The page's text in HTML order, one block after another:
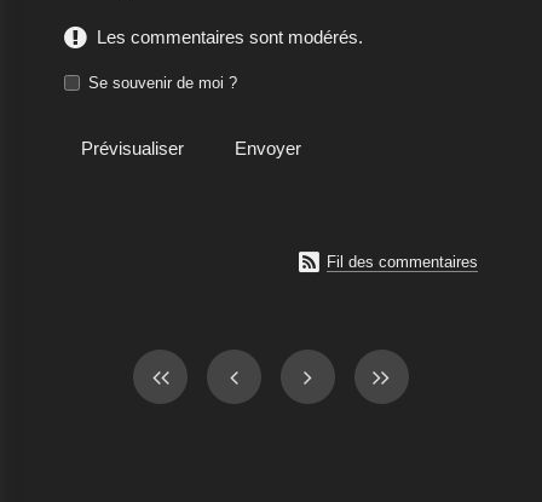
Les commentaires sont modérés.
Se souvenir de moi ?
 Fil des commentaires